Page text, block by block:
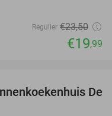
Regulier €23,50
€19,99
36%De